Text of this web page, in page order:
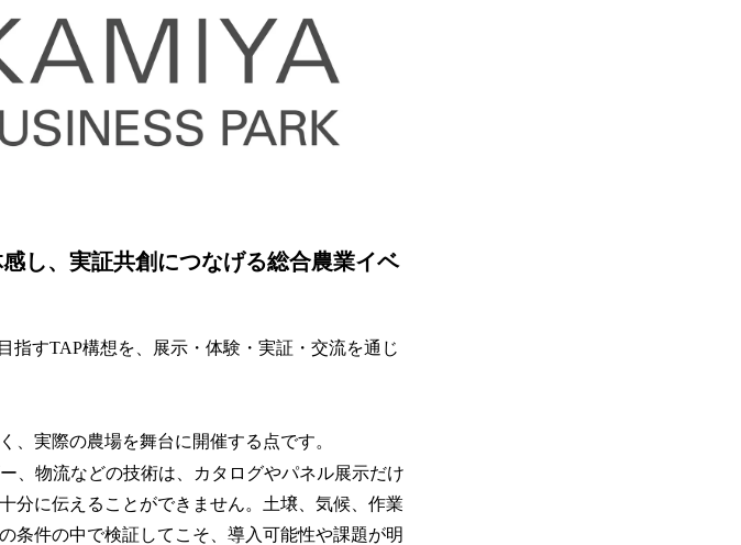
し、実証共創につなげる総合農業イベ
指すTAP構想を、展示・体験・実証・交流を通じ
、実際の農場を舞台に開催する点です。
、物流などの技術は、カタログやパネル展示だけ
分に伝えることができません。土壌、気候、作業
条件の中で検証してこそ、導入可能性や課題が明